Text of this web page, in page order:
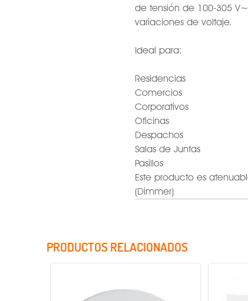
de tensión de 100-305
variaciones de voltaje.
Ideal para:
Residencias
Comercios
Corporativos
Oficinas
Despachos
Salas de Juntas
Pasillos
Este producto es
(Dimmer)
Factor de potencia
PRODUCTOS RELACIONADOS